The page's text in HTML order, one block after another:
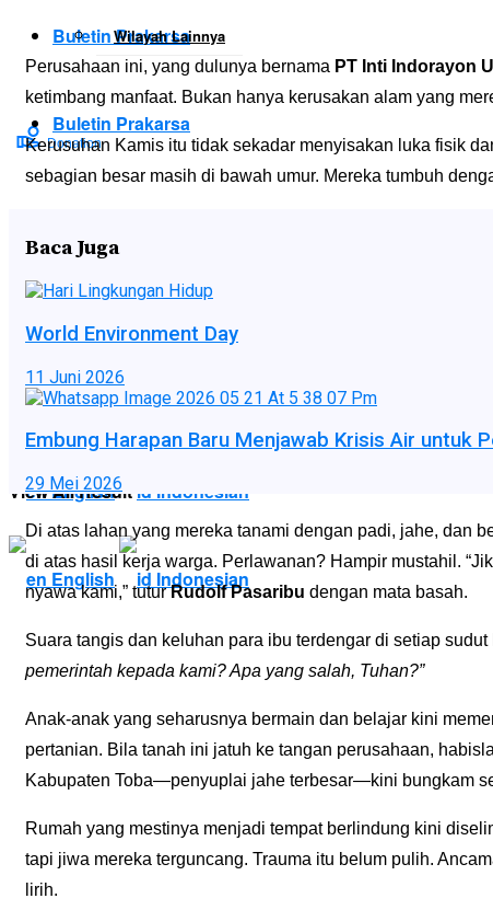
Buletin Prakarsa
Donation
View All Result
English Indonesian
Wilayah Lainnya
Buletin Prakarsa
No Result
View All Result
English Indonesian
Perusahaan ini, yang dulunya bernama PT Inti Indorayon
ketimbang manfaat. Bukan hanya kerusakan alam yang
Kerusuhan Kamis itu tidak sekadar menyisakan luka fisik
sebagian besar masih di bawah umur. Mereka tumbuh
Baca Juga
World Environment Day
11 Juni 2026
Embung Harapan Baru Menjawab Krisis Air untuk
29 Mei 2026
Di atas lahan yang mereka tanami dengan padi, jahe, dan
di atas hasil kerja warga. Perlawanan? Hampir mustahil.
nyawa kami,” tuturRudolf Pasaribu dengan mata basah.
Suara tangis dan keluhan para ibu terdengar di setiap sudut
pemerintah kepada kami? Apa yang salah, Tuhan?”
Anak-anak yang seharusnya bermain dan belajar kini
pertanian. Bila tanah ini jatuh ke tangan perusahaan,
Kabupaten Toba—penyuplai jahe terbesar—kini bungkam
Rumah yang mestinya menjadi tempat berlindung kini
tapi jiwa mereka terguncang. Trauma itu belum pulih.
lirih.